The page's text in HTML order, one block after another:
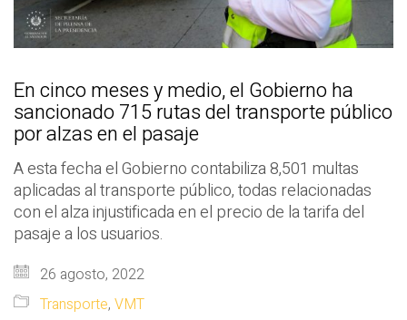
En cinco meses y medio, el Gobierno ha
sancionado 715 rutas del transporte público
por alzas en el pasaje
A esta fecha el Gobierno contabiliza 8,501 multas
aplicadas al transporte público, todas relacionadas
con el alza injustificada en el precio de la tarifa del
pasaje a los usuarios.
26 agosto, 2022
Transporte, VMT